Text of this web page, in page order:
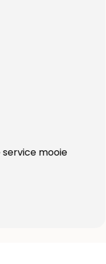
goede service mooie